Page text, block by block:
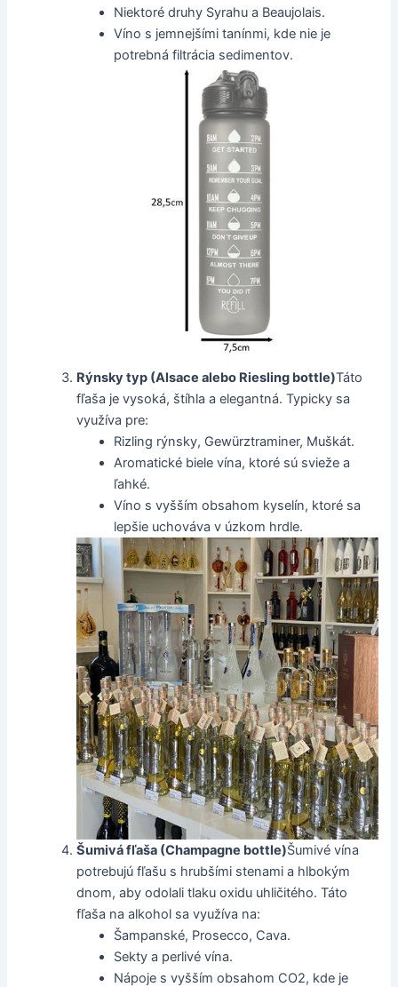
Niektoré druhy Syrahu a Beaujolais.
Víno s jemnejšími tanínmi, kde nie je
potrebná filtrácia sedimentov.
Rýnsky typ (Alsace alebo Riesling bottle)Táto
fľaša je vysoká, štíhla a elegantná. Typicky sa
využíva pre:
Rizling rýnsky, Gewürztraminer, Muškát.
Aromatické biele vína, ktoré sú svieže a
ľahké.
Víno s vyšším obsahom kyselín, ktoré sa
lepšie uchováva v úzkom hrdle.
Šumivá fľaša (Champagne bottle)Šumivé vína
potrebujú fľašu s hrubšími stenami a hlbokým
dnom, aby odolali tlaku oxidu uhličitého. Táto
fľaša na alkohol sa využíva na:
Šampanské, Prosecco, Cava.
Sekty a perlivé vína.
Nápoje s vyšším obsahom CO2, kde je